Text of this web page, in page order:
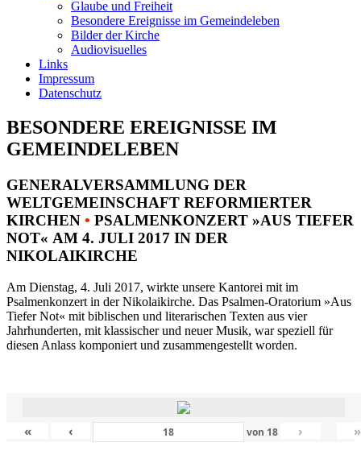
Glaube und Freiheit
Besondere Ereignisse im Gemeindeleben
Bilder der Kirche
Audiovisuelles
Links
Impressum
Datenschutz
BESONDERE EREIGNISSE IM
GEMEINDELEBEN
GENERALVERSAMMLUNG DER
WELTGEMEINSCHAFT REFORMIERTER
KIRCHEN • PSALMENKONZERT »AUS TIEFER
NOT« AM 4. JULI 2017 IN DER
NIKOLAIKIRCHE
Am Dienstag, 4. Juli 2017, wirkte unsere Kantorei mit im
Psalmenkonzert in der Nikolaikirche. Das Psalmen-Oratorium »Aus
Tiefer Not« mit biblischen und literarischen Texten aus vier
Jahrhunderten, mit klassischer und neuer Musik, war speziell für
diesen Anlass komponiert und zusammengestellt worden.
« ‹ von 18 › »